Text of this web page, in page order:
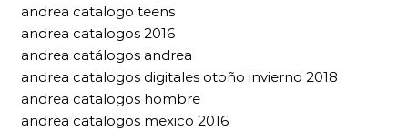
andrea catalogo teens
andrea catalogos 2016
andrea catálogos andrea
andrea catalogos digitales otoño invierno 2018
andrea catalogos hombre
andrea catalogos mexico 2016